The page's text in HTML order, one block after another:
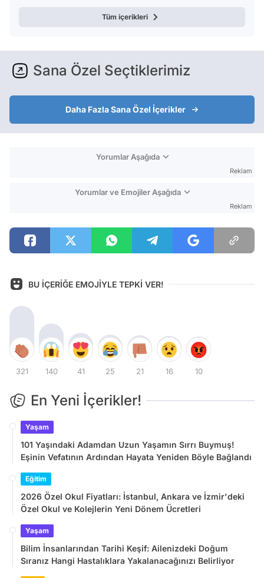
Tüm içerikleri
Sana Özel Seçtiklerimiz
Daha Fazla Sana Özel İçerikler
Yorumlar Aşağıda
Reklam
Yorumlar ve Emojiler Aşağıda
Reklam
BU İÇERİĞE EMOJİYLE TEPKİ VER!
321 140 41 25 21 16 10
En Yeni İçerikler!
Yaşam
101 Yaşındaki Adamdan Uzun Yaşamın Sırrı Buymuş!
Eşinin Vefatının Ardından Hayata Yeniden Böyle Bağlandı
Eğitim
2026 Özel Okul Fiyatları: İstanbul, Ankara ve İzmir'deki
Özel Okul ve Kolejlerin Yeni Dönem Ücretleri
Yaşam
Bilim İnsanlarından Tarihi Keşif: Ailenizdeki Doğum
Sıranız Hangi Hastalıklara Yakalanacağınızı Belirliyor